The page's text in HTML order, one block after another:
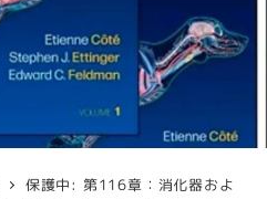
保護中: 第116章：消化器およ